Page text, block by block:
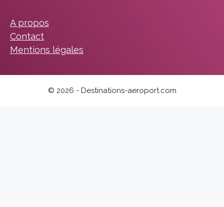
A propos
Contact
Mentions légales
© 2026 - Destinations-aeroport.com